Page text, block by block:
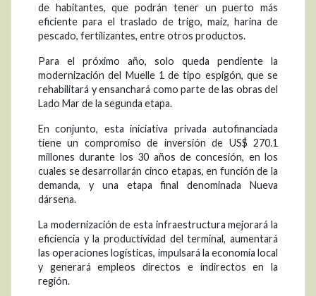
de habitantes, que podrán tener un puerto más
eficiente para el traslado de trigo, maíz, harina de
pescado, fertilizantes, entre otros productos.
Para el próximo año, solo queda pendiente la
modernización del Muelle 1 de tipo espigón, que se
rehabilitará y ensanchará como parte de las obras del
Lado Mar de la segunda etapa.
En conjunto, esta iniciativa privada autofinanciada
tiene un compromiso de inversión de US$ 270.1
millones durante los 30 años de concesión, en los
cuales se desarrollarán cinco etapas, en función de la
demanda, y una etapa final denominada Nueva
dársena.
La modernización de esta infraestructura mejorará la
eficiencia y la productividad del terminal, aumentará
las operaciones logísticas, impulsará la economía local
y generará empleos directos e indirectos en la
región.